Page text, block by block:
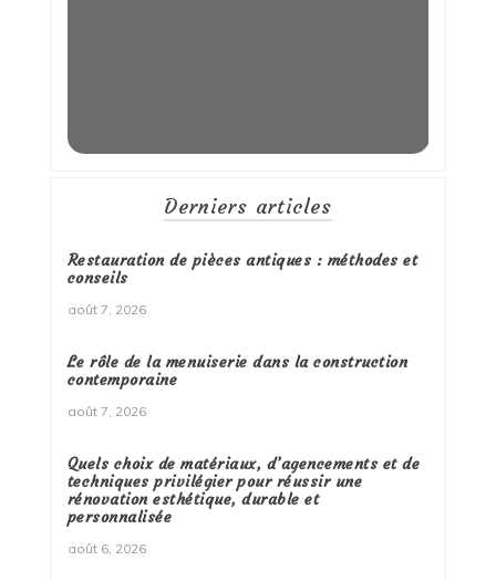
Derniers articles
Restauration de pièces antiques : méthodes et
conseils
août 7, 2026
Le rôle de la menuiserie dans la construction
contemporaine
août 7, 2026
Quels choix de matériaux, d’agencements et de
techniques privilégier pour réussir une
rénovation esthétique, durable et
personnalisée
août 6, 2026